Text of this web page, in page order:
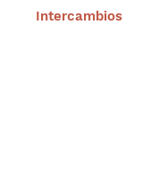
Intercambios